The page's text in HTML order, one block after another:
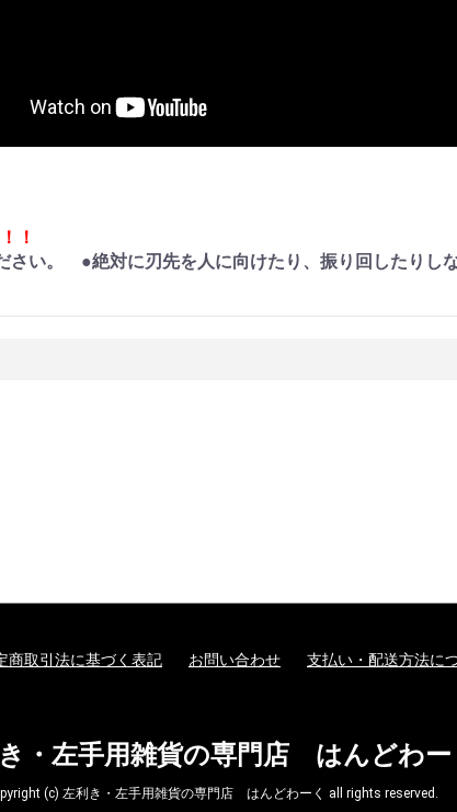
！
い。 ●絶対に刃先を人に向けたり、振り回したりしな
商取引法に基づく表記 お問い合わせ 支払い・配送方法に
・左手用雑貨の専門店 はんどわー
(c) 左利き・左手用雑貨の専門店 はんどわーく all rights reserved.